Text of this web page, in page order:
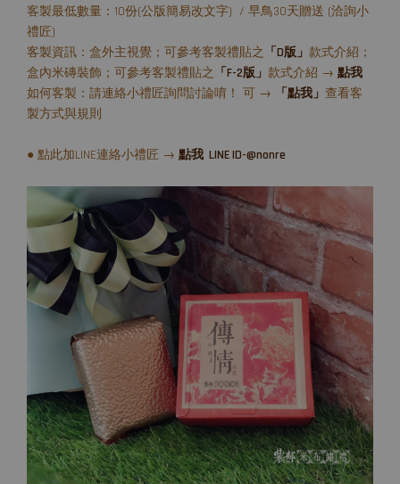
客製最低數量：10份(公版簡易改文字) / 早鳥30天贈送 (洽詢小
禮匠)
客製資訊：盒外主視覺；可參考客製禮貼之 「D版」 款式介紹；
盒內米磚裝飾；可參考客製禮貼之 「F-2版」 款式介紹 → 點我
如何客製：請連絡小禮匠詢問討論唷！ 可 →
「點我」 查看客
製方式與規則
● 點此加LINE連絡小禮匠 → 點我 LINE ID-@nonre